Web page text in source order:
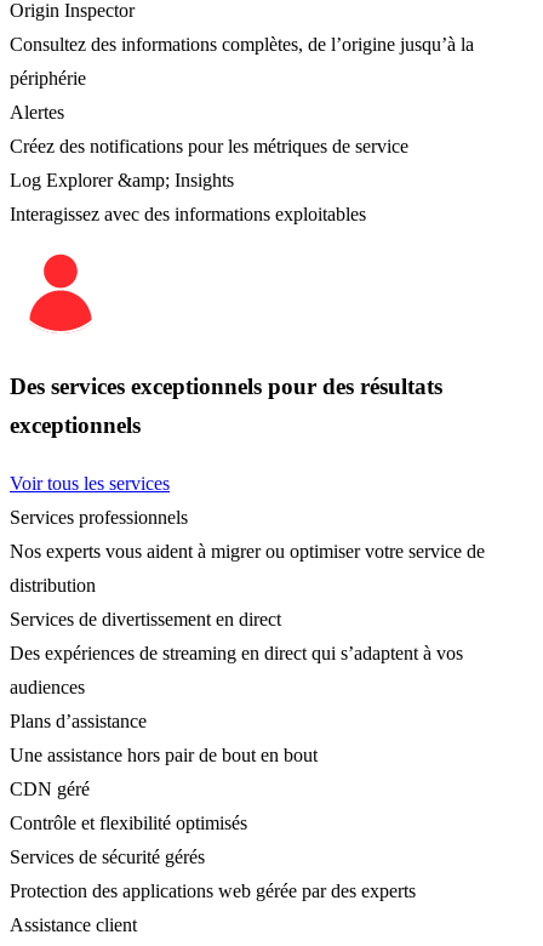
Origin Inspector
Consultez des informations complètes, de l’origine jusqu’à la
périphérie
Alertes
Créez des notifications pour les métriques de service
Log Explorer &amp; Insights
Interagissez avec des informations exploitables
Des services exceptionnels pour des résultats
exceptionnels
Voir tous les services
Services professionnels
Nos experts vous aident à migrer ou optimiser votre service de
distribution
Services de divertissement en direct
Des expériences de streaming en direct qui s’adaptent à vos
audiences
Plans d’assistance
Une assistance hors pair de bout en bout
CDN géré
Contrôle et flexibilité optimisés
Services de sécurité gérés
Protection des applications web gérée par des experts
Assistance client